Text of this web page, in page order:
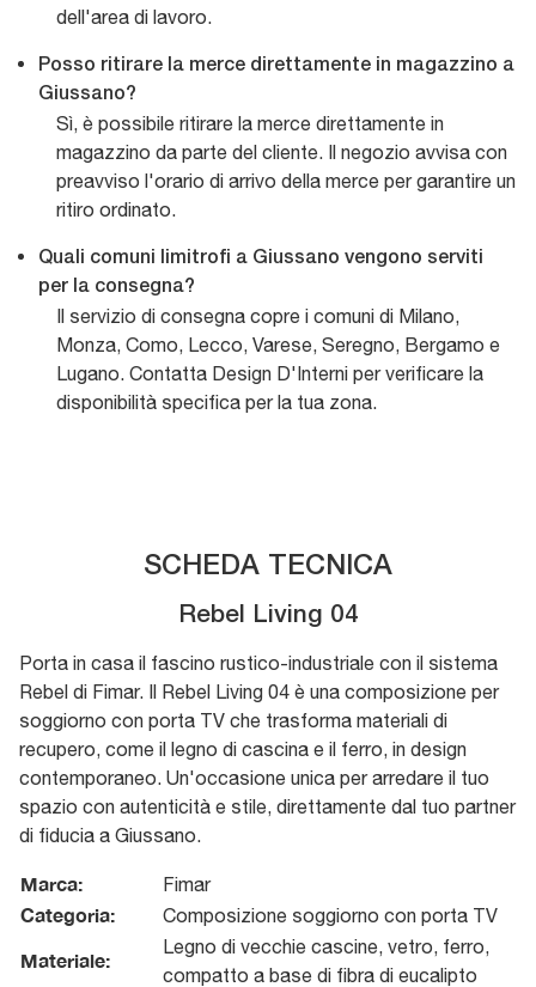
dell'area di lavoro.
Posso ritirare la merce direttamente in magazzino a
Giussano?
Sì, è possibile ritirare la merce direttamente in
magazzino da parte del cliente. Il negozio avvisa con
preavviso l'orario di arrivo della merce per garantire un
ritiro ordinato.
Quali comuni limitrofi a Giussano vengono serviti
per la consegna?
Il servizio di consegna copre i comuni di Milano,
Monza, Como, Lecco, Varese, Seregno, Bergamo e
Lugano. Contatta Design D'Interni per verificare la
disponibilità specifica per la tua zona.
SCHEDA TECNICA
Rebel Living 04
Porta in casa il fascino rustico-industriale con il sistema
Rebel di Fimar. Il Rebel Living 04 è una composizione per
soggiorno con porta TV che trasforma materiali di
recupero, come il legno di cascina e il ferro, in design
contemporaneo. Un'occasione unica per arredare il tuo
spazio con autenticità e stile, direttamente dal tuo partner
di fiducia a Giussano.
Marca: Fimar
Categoria: Composizione soggiorno con porta TV
Materiale:
Legno di vecchie cascine, vetro, ferro,
compatto a base di fibra di eucalipto